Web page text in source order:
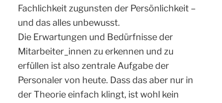
Fachlichkeit zugunsten der Persönlichkeit –
und das alles unbewusst.
Die Erwartungen und Bedürfnisse der
Mitarbeiter_innen zu erkennen und zu
erfüllen ist also zentrale Aufgabe der
Personaler von heute. Dass das aber nur in
der Theorie einfach klingt, ist wohl kein